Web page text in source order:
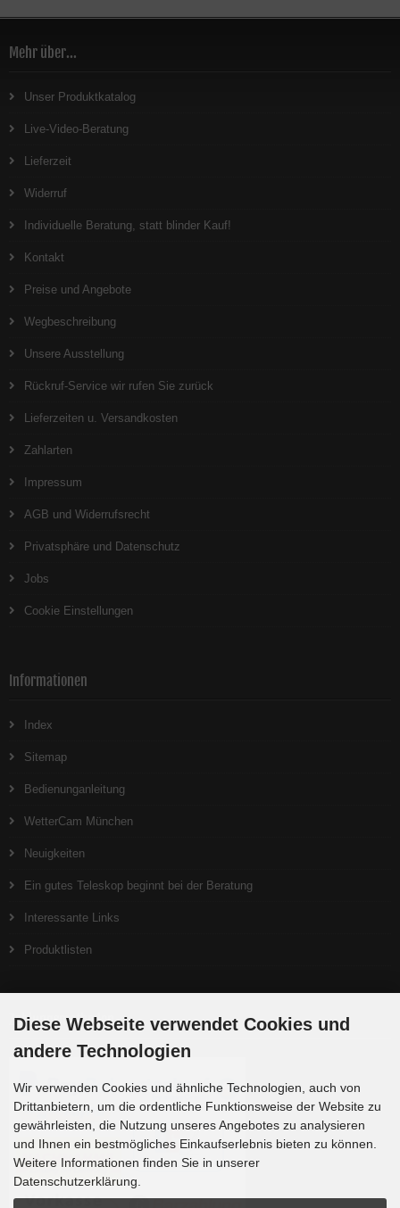
Mehr über...
Unser Produktkatalog
Live-Video-Beratung
Lieferzeit
Widerruf
Individuelle Beratung, statt blinder Kauf!
Kontakt
Preise und Angebote
Wegbeschreibung
Unsere Ausstellung
Rückruf-Service wir rufen Sie zurück
Lieferzeiten u. Versandkosten
Zahlarten
Impressum
AGB und Widerrufsrecht
Privatsphäre und Datenschutz
Jobs
Cookie Einstellungen
Informationen
Index
Sitemap
Bedienunganleitung
WetterCam München
Neuigkeiten
Ein gutes Teleskop beginnt bei der Beratung
Interessante Links
Produktlisten
Zahlungsmethoden
Diese Webseite verwendet Cookies und
andere Technologien
Wir verwenden Cookies und ähnliche Technologien, auch von
Drittanbietern, um die ordentliche Funktionsweise der Website zu
gewährleisten, die Nutzung unseres Angebotes zu analysieren
und Ihnen ein bestmögliches Einkaufserlebnis bieten zu können.
Weitere Informationen finden Sie in unserer
Datenschutzerklärung.